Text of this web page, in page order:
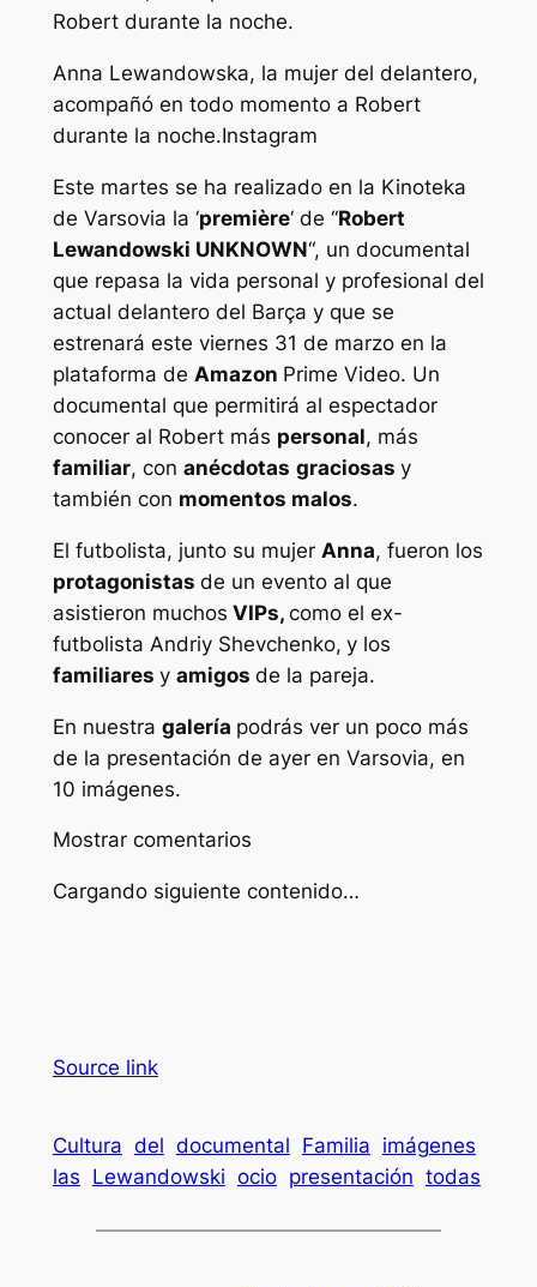
Anna Lewandowska, la mujer del delantero,
acompañó en todo momento a Robert
durante la noche.Instagram
Este martes se ha realizado en la Kinoteka
de Varsovia la ‘première‘ de “Robert
Lewandowski UNKNOWN“, un documental
que repasa la vida personal y profesional del
actual delantero del Barça y que se
estrenará este viernes 31 de marzo en la
plataforma de Amazon Prime Video. Un
documental que permitirá al espectador
conocer al Robert más personal, más
familiar, con anécdotas graciosas y
también con momentos malos.
El futbolista, junto su mujer Anna, fueron los
protagonistas de un evento al que
asistieron muchos VIPs, como el ex-
futbolista Andriy Shevchenko, y los
familiares y amigos de la pareja.
En nuestra galería podrás ver un poco más
de la presentación de ayer en Varsovia, en
10 imágenes.
Mostrar comentarios
Cargando siguiente contenido…
Source link
Cultura del documental Familia imágenes
las Lewandowski ocio presentación todas